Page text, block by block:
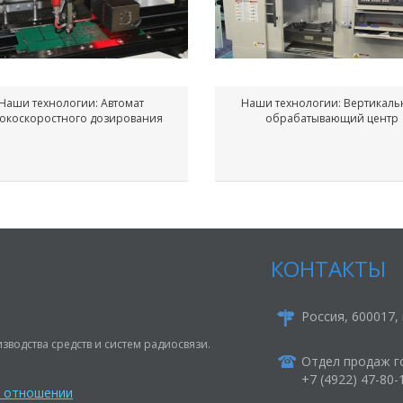
технологии: Автомат
дозирования
Наши технологии:
обрабатывающий центр
средств и систем радиосвязи.
отношении
КОНТАКТЫ
Россия,
Отдел продаж
+7 (4922) 47-